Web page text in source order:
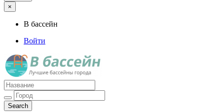
×
В бассейн
Войти
Лучшие бассейны города